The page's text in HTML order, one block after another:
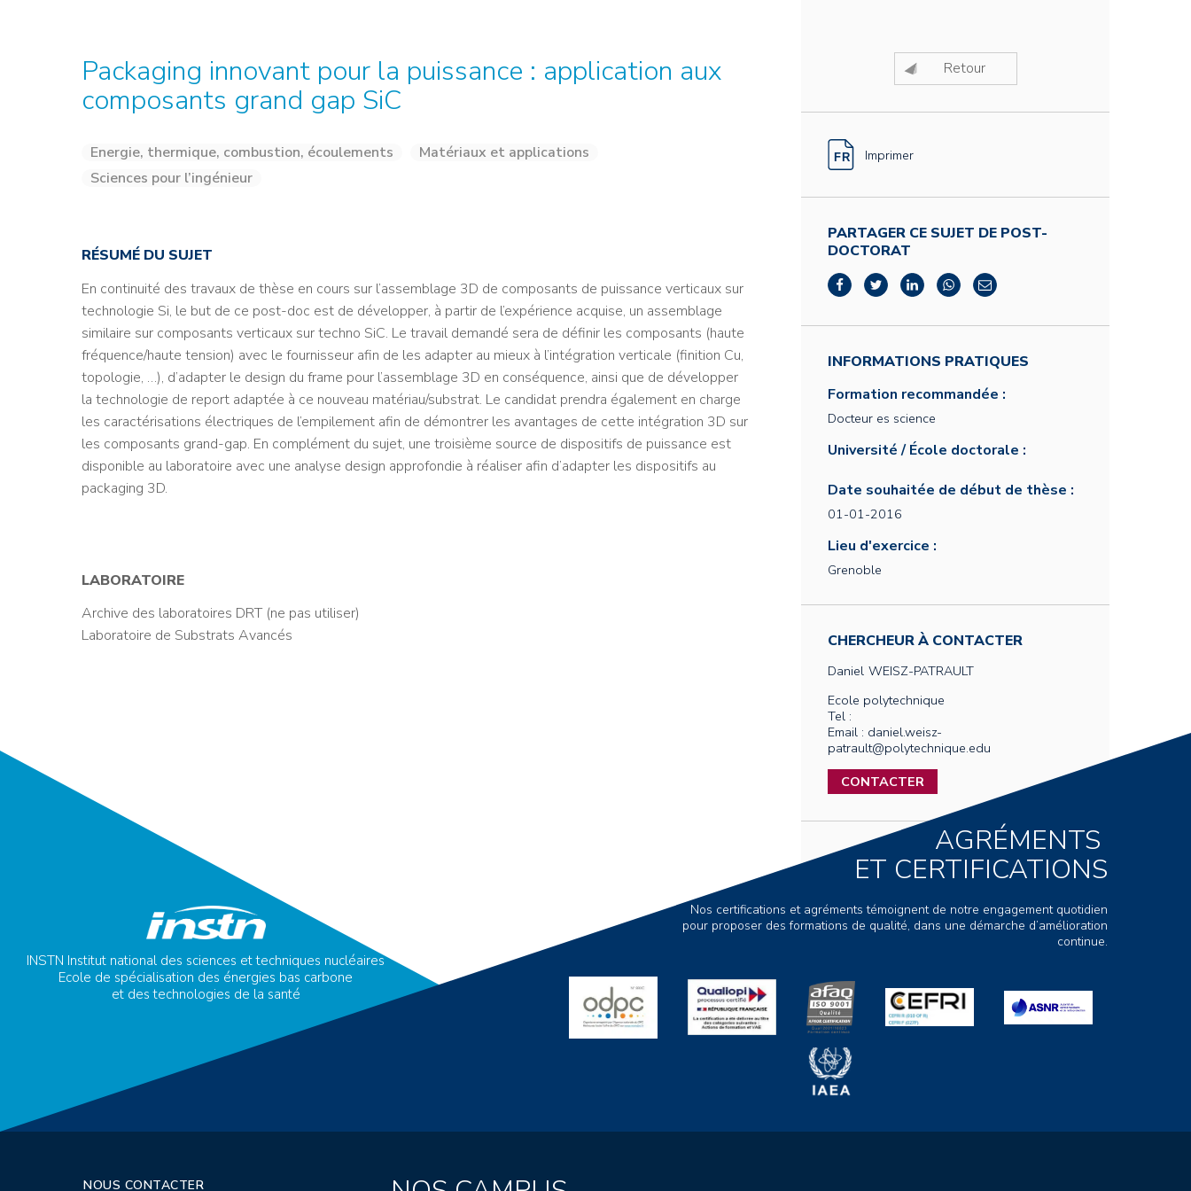
Packaging innovant pour la puissance : application aux
composants grand gap SiC
Energie, thermique, combustion, écoulements
Matériaux et applications
Sciences pour l’ingénieur
RÉSUMÉ DU SUJET
En continuité des travaux de thèse en cours sur l’assemblage 3D de composants de puissance verticaux sur
technologie Si, le but de ce post-doc est de développer, à partir de l’expérience acquise, un assemblage
similaire sur composants verticaux sur techno SiC. Le travail demandé sera de définir les composants (haute
fréquence/haute tension) avec le fournisseur afin de les adapter au mieux à l’intégration verticale (finition Cu,
topologie, …), d’adapter le design du frame pour l’assemblage 3D en conséquence, ainsi que de développer
la technologie de report adaptée à ce nouveau matériau/substrat. Le candidat prendra également en charge
les caractérisations électriques de l’empilement afin de démontrer les avantages de cette intégration 3D sur
les composants grand-gap. En complément du sujet, une troisième source de dispositifs de puissance est
disponible au laboratoire avec une analyse design approfondie à réaliser afin d’adapter les dispositifs au
packaging 3D.
LABORATOIRE
Archive des laboratoires DRT (ne pas utiliser)
Laboratoire de Substrats Avancés
Retour
Imprimer
PARTAGER CE SUJET DE POST-
DOCTORAT
INFORMATIONS PRATIQUES
Formation recommandée :
Docteur es science
Université / École doctorale :
Date souhaitée de début de thèse :
01-01-2016
Lieu d'exercice :
Grenoble
CHERCHEUR À CONTACTER
Daniel WEISZ-PATRAULT
Ecole polytechnique
Tel :
Email : daniel.weisz-
patrault@polytechnique.edu
CONTACTER
INSTN Institut national des sciences et techniques nucléaires
Ecole de spécialisation des énergies bas carbone
et des technologies de la santé
AGRÉMENTS
ET CERTIFICATIONS
Nos certifications et agréments témoignent de notre engagement quotidien
pour proposer des formations de qualité, dans une démarche d’amélioration
continue.
NOUS CONTACTER